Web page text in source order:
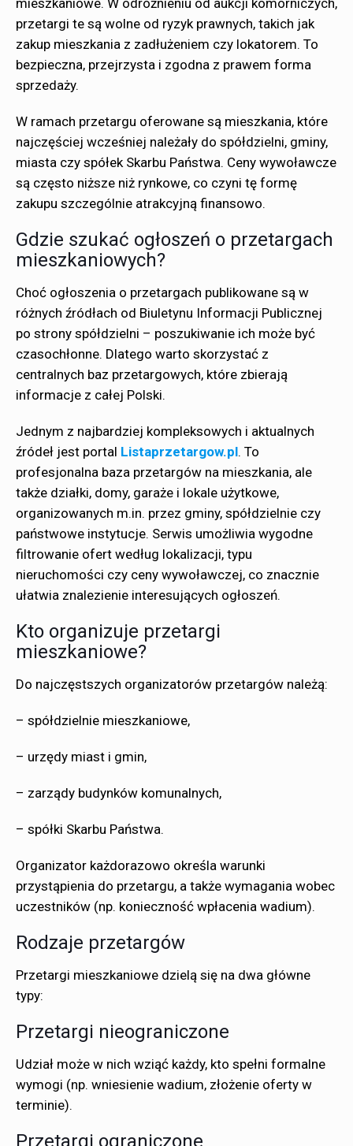
przetargi te są wolne od ryzyk prawnych, takich jak
zakup mieszkania z zadłużeniem czy lokatorem. To
bezpieczna, przejrzysta i zgodna z prawem forma
sprzedaży.
W ramach przetargu oferowane są mieszkania, które
najczęściej wcześniej należały do spółdzielni, gminy,
miasta czy spółek Skarbu Państwa. Ceny wywoławcze
są często niższe niż rynkowe, co czyni tę formę
zakupu szczególnie atrakcyjną finansowo.
Gdzie szukać ogłoszeń o przetargach
mieszkaniowych?
Choć ogłoszenia o przetargach publikowane są w
różnych źródłach od Biuletynu Informacji Publicznej
po strony spółdzielni – poszukiwanie ich może być
czasochłonne. Dlatego warto skorzystać z
centralnych baz przetargowych, które zbierają
informacje z całej Polski.
Jednym z najbardziej kompleksowych i aktualnych
źródeł jest portal Listaprzetargow.pl. To
profesjonalna baza przetargów na mieszkania, ale
także działki, domy, garaże i lokale użytkowe,
organizowanych m.in. przez gminy, spółdzielnie czy
państwowe instytucje. Serwis umożliwia wygodne
filtrowanie ofert według lokalizacji, typu
nieruchomości czy ceny wywoławczej, co znacznie
ułatwia znalezienie interesujących ogłoszeń.
Kto organizuje przetargi
mieszkaniowe?
Do najczęstszych organizatorów przetargów należą:
– spółdzielnie mieszkaniowe,
– urzędy miast i gmin,
– zarządy budynków komunalnych,
– spółki Skarbu Państwa.
Organizator każdorazowo określa warunki
przystąpienia do przetargu, a także wymagania wobec
uczestników (np. konieczność wpłacenia wadium).
Rodzaje przetargów
Przetargi mieszkaniowe dzielą się na dwa główne
typy:
Przetargi nieograniczone
Udział może w nich wziąć każdy, kto spełni formalne
wymogi (np. wniesienie wadium, złożenie oferty w
terminie).
Przetargi ograniczone